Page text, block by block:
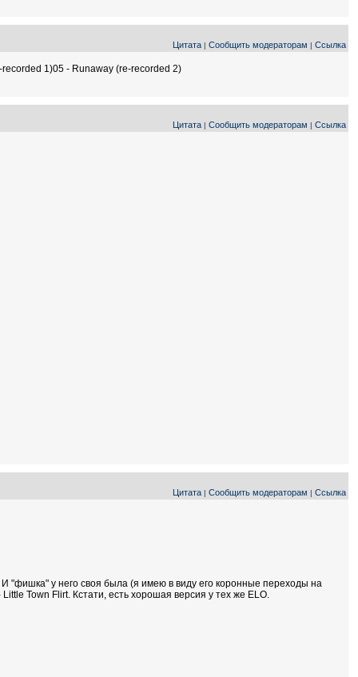
Цитата | Сообщить модераторам | Ссылка
1)05 - Runaway (re-recorded 2)
Цитата | Сообщить модераторам | Ссылка
Цитата | Сообщить модераторам | Ссылка
"фишка" у него своя была (я имею в виду его коронные переходы на
Town Flirt. Кстати, есть хорошая версия у тех же ELO.